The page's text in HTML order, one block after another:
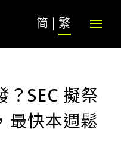
简 繁
SEC 擬祭
最快本週鬆